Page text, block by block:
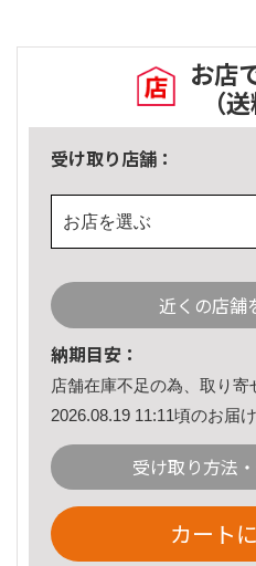
お店
（
受け取り店舗：
お店を選ぶ
近くの店舗
納期目安：
店舗在庫不足の為、取り寄
2026.08.19 11:11頃のお届
受け取り方法
カート